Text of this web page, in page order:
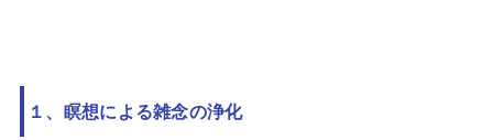
１、瞑想による雑念の浄化